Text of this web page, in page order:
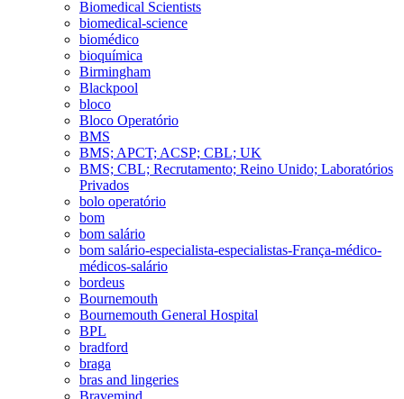
Biomedical Scientists
biomedical-science
biomédico
bioquímica
Birmingham
Blackpool
bloco
Bloco Operatório
BMS
BMS; APCT; ACSP; CBL; UK
BMS; CBL; Recrutamento; Reino Unido; Laboratórios
Privados
bolo operatório
bom
bom salário
bom salário-especialista-especialistas-França-médico-
médicos-salário
bordeus
Bournemouth
Bournemouth General Hospital
BPL
bradford
braga
bras and lingeries
Bravemind